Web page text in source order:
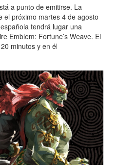
a punto de emitirse. La
el próximo martes 4 de agosto
tendrá lugar una
Emblem: Fortune’s Weave. El
minutos y en él